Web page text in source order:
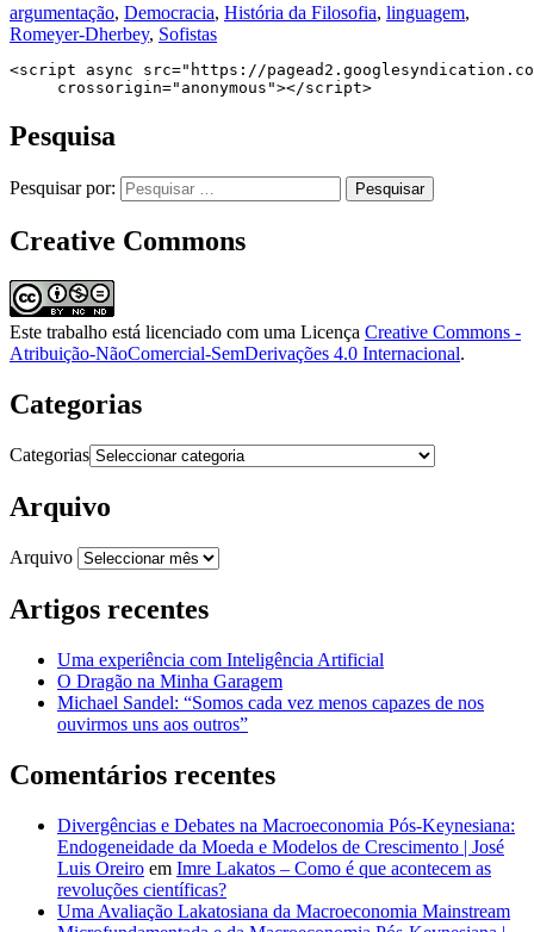
argumentação, Democracia, História da Filosofia, linguagem,
Romeyer-Dherbey, Sofistas
<script async src="https://
     crossorigin="anonymous"></script>
Pesquisa
Pesquisar por:
Creative Commons
Este trabalho está licenciado com uma Licença Creative Commons -
Atribuição-NãoComercial-SemDerivações 4.0 Internacional.
Categorias
Categorias
Arquivo
Arquivo
Artigos recentes
Uma experiência com Inteligência Artificial
O Dragão na Minha Garagem
Michael Sandel: “Somos cada vez menos capazes de nos
ouvirmos uns aos outros”
Comentários recentes
Divergências e Debates na Macroeconomia Pós-Keynesiana:
Endogeneidade da Moeda e Modelos de Crescimento | José
Luis Oreiro em Imre Lakatos – Como é que acontecem as
revoluções científicas?
Uma Avaliação Lakatosiana da Macroeconomia Mainstream